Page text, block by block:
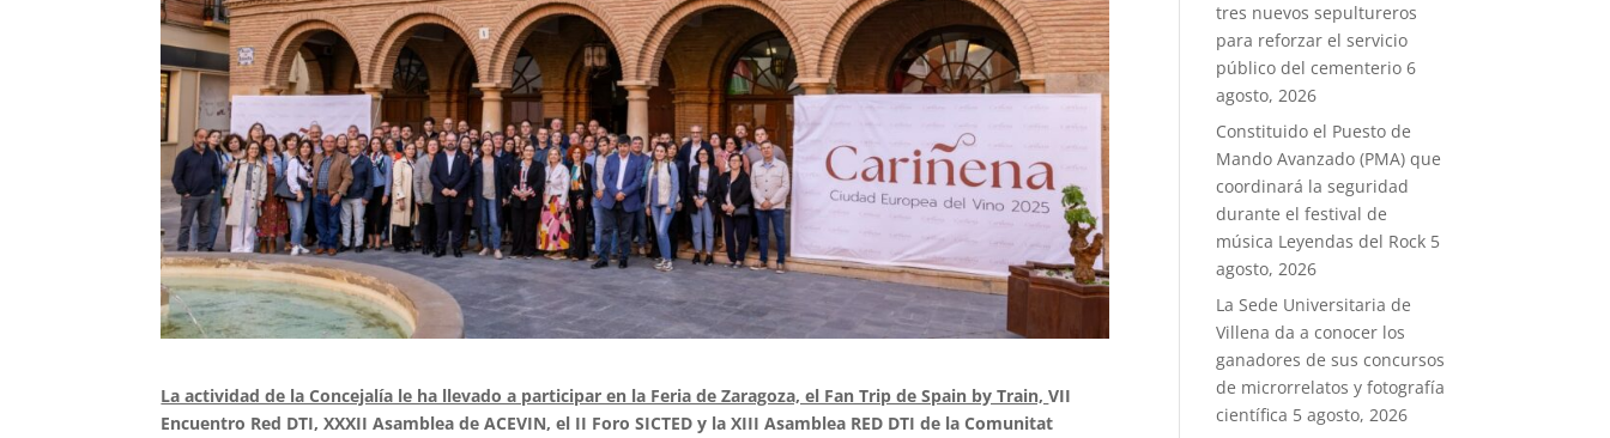
La actividad de la Concejalía le ha llevado a participar en la Feria de Zaragoza, el Fan Trip de Spain by Train,VII
Encuentro Red DTI, XXXII Asamblea de ACEVIN, el II Foro SICTED y la XIII Asamblea RED DTI de la Comunitat
tres nuevos sepultureros
para reforzar el servicio
público del cementerio 6
agosto, 2026
Constituido el Puesto de
Mando Avanzado (PMA) que
coordinará la seguridad
durante el festival de
música Leyendas del Rock 5
agosto, 2026
La Sede Universitaria de
Villena da a conocer los
ganadores de sus concursos
de microrrelatos y fotografía
científica 5 agosto, 2026